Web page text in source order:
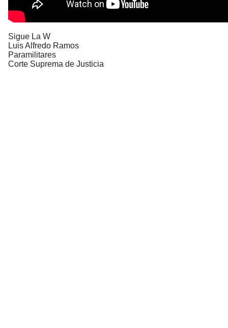
Sigue La W
Luis Alfredo Ramos
Paramilitares
Corte Suprema de Justicia